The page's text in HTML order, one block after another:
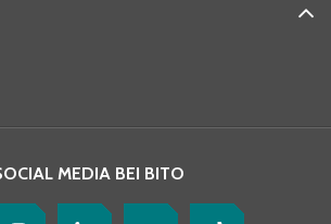
MEDIA BEI BITO